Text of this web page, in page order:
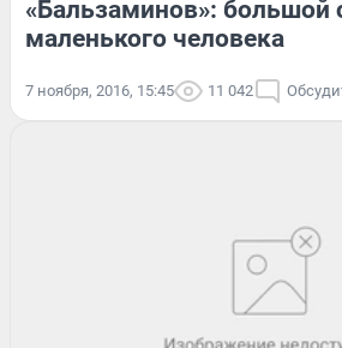
«Бальзаминов»: большой
маленького человека
7 ноября, 2016, 15:45 11 042